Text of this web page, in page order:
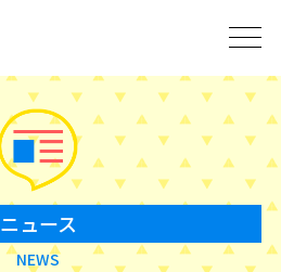
ニュース
NEWS